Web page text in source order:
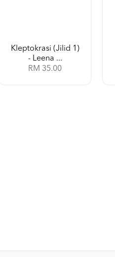
Kleptokrasi (Jilid 1)
- Leena ...
RM 35.00